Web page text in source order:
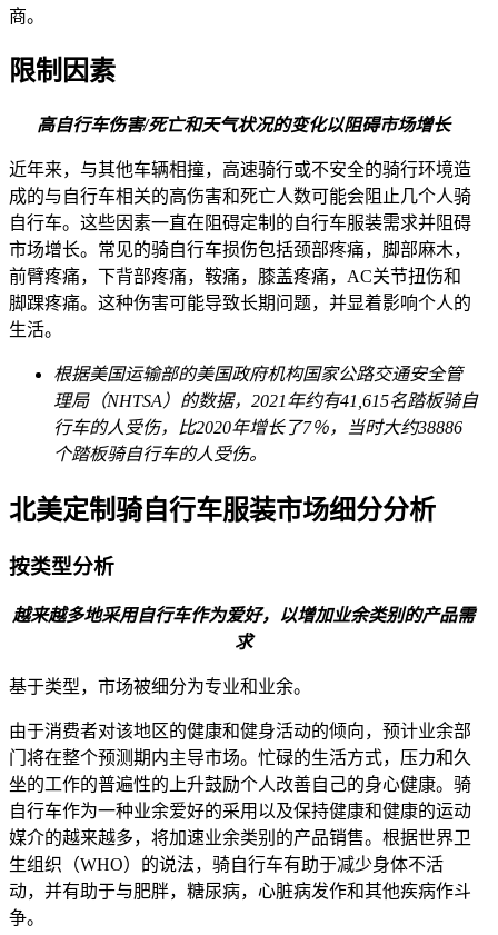
商。
限制因素
高自行车伤害/死亡和天气状况的变化以阻碍市场增长
近年来，与其他车辆相撞，高速骑行或不安全的骑行环境造
成的与自行车相关的高伤害和死亡人数可能会阻止几个人骑
自行车。这些因素一直在阻碍定制的自行车服装需求并阻碍
市场增长。常见的骑自行车损伤包括颈部疼痛，脚部麻木，
前臂疼痛，下背部疼痛，鞍痛，膝盖疼痛，AC关节扭伤和
脚踝疼痛。这种伤害可能导致长期问题，并显着影响个人的
生活。
根据美国运输部的美国政府机构国家公路交通安全管
理局（NHTSA）的数据，2021年约有41,615名踏板骑自
行车的人受伤，比2020年增长了7％，当时大约38886
个踏板骑自行车的人受伤。
北美定制骑自行车服装市场细分分析
按类型分析
越来越多地采用自行车作为爱好，以增加业余类别的产品需
求
基于类型，市场被细分为专业和业余。
由于消费者对该地区的健康和健身活动的倾向，预计业余部
门将在整个预测期内主导市场。忙碌的生活方式，压力和久
坐的工作的普遍性的上升鼓励个人改善自己的身心健康。骑
自行车作为一种业余爱好的采用以及保持健康和健康的运动
媒介的越来越多，将加速业余类别的产品销售。根据世界卫
生组织（WHO）的说法，骑自行车有助于减少身体不活
动，并有助于与肥胖，糖尿病，心脏病发作和其他疾病作斗
争。